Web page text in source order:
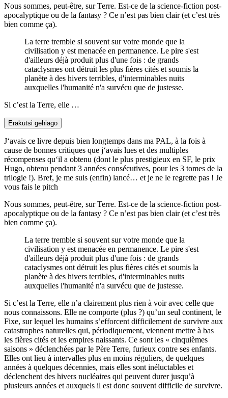
Nous sommes, peut-être, sur Terre. Est-ce de la science-fiction post-
apocalyptique ou de la fantasy ? Ce n’est pas bien clair (et c’est très
bien comme ça).
La terre tremble si souvent sur votre monde que la
civilisation y est menacée en permanence. Le pire s'est
d'ailleurs déjà produit plus d'une fois : de grands
cataclysmes ont détruit les plus fières cités et soumis la
planète à des hivers terribles, d'interminables nuits
auxquelles l'humanité n'a survécu que de justesse.
Si c’est la Terre, elle …
Erakutsi gehiago
J‘avais ce livre depuis bien longtemps dans ma PAL, à la fois à
cause de bonnes critiques que j‘avais lues et des multiples
récompenses qu‘il a obtenu (dont le plus prestigieux en SF, le prix
Hugo, obtenu pendant 3 années consécutives, pour les 3 tomes de la
trilogie !). Bref, je me suis (enfin) lancé… et je ne le regrette pas ! Je
vous fais le pitch
Nous sommes, peut-être, sur Terre. Est-ce de la science-fiction post-
apocalyptique ou de la fantasy ? Ce n’est pas bien clair (et c’est très
bien comme ça).
La terre tremble si souvent sur votre monde que la
civilisation y est menacée en permanence. Le pire s'est
d'ailleurs déjà produit plus d'une fois : de grands
cataclysmes ont détruit les plus fières cités et soumis la
planète à des hivers terribles, d'interminables nuits
auxquelles l'humanité n'a survécu que de justesse.
Si c’est la Terre, elle n’a clairement plus rien à voir avec celle que
nous connaissons. Elle ne comporte (plus ?) qu’un seul continent, le
Fixe, sur lequel les humains s’efforcent difficilement de survivre aux
catastrophes naturelles qui, périodiquement, viennent mettre à bas
les fières cités et les empires naissants. Ce sont les « cinquièmes
saisons » déclenchées par le Père Terre, furieux contre ses enfants.
Elles ont lieu à intervalles plus en moins réguliers, de quelques
années à quelques décennies, mais elles sont inéluctables et
déclenchent des hivers nucléaires qui peuvent durer jusqu’à
plusieurs années et auxquels il est donc souvent difficile de survivre.